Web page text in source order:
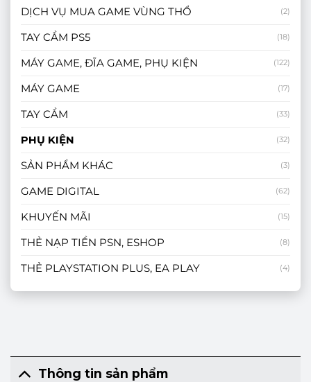
DỊCH VỤ MUA GAME VÙNG THỔ (2)
TAY CẦM PS5 (18)
MÁY GAME, ĐĨA GAME, PHỤ KIỆN (122)
MÁY GAME (17)
TAY CẦM (33)
PHỤ KIỆN (32)
SẢN PHẨM KHÁC (3)
GAME DIGITAL (62)
KHUYẾN MÃI (15)
THẺ NẠP TIỀN PSN, ESHOP (8)
THẺ PLAYSTATION PLUS, EA PLAY (4)
Thông tin sản phẩm